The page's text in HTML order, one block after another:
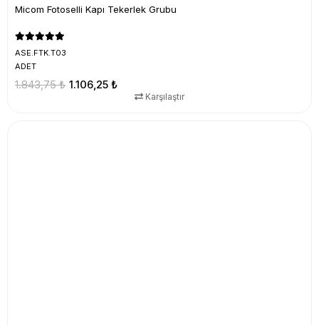
Micom Fotoselli Kapı Tekerlek Grubu
ASE.FTK.T03
ADET
1.106,25 ₺
1.843,75 ₺
Karşılaştır